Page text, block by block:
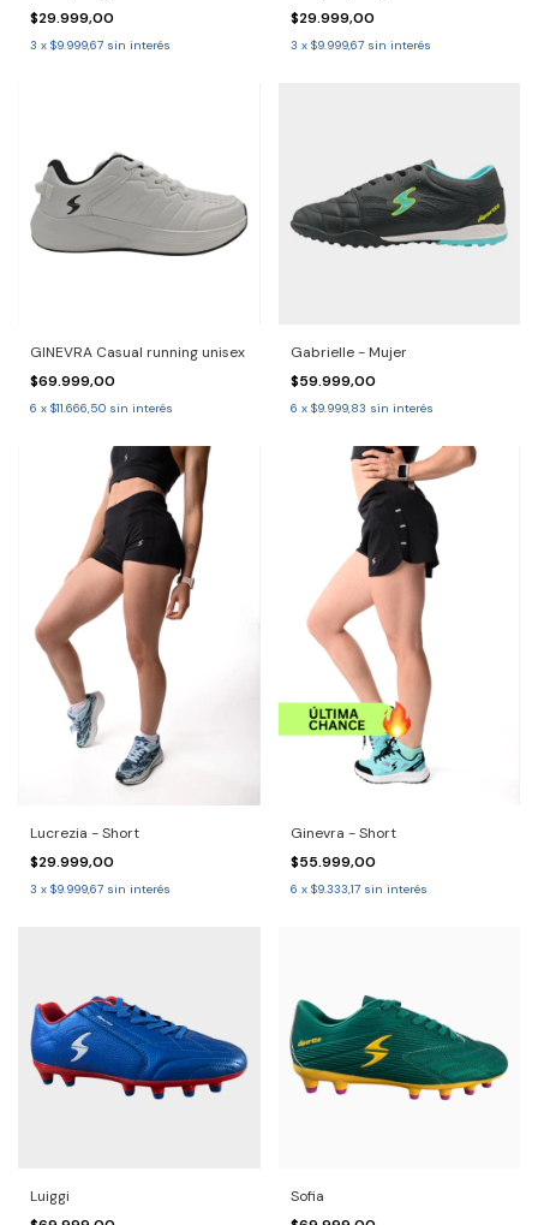
Consulta entrega 30/40 dias
$29.999,00
3 x $9.999,67 sin interés
Consulta entrega 30/40 dias
$29.999,00
3 x $9.999,67 sin interés
GINEVRA Casual running unisex
$69.999,00
6 x $11.666,50 sin interés
Gabrielle - Mujer
$59.999,00
6 x $9.999,83 sin interés
Lucrezia - Short
$29.999,00
3 x $9.999,67 sin interés
Ginevra - Short
$55.999,00
6 x $9.333,17 sin interés
Luiggi
Sofia